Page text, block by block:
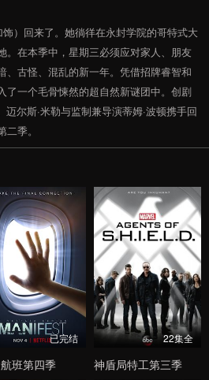
饰）回来了。她徜徉在永封学院的哥特式大
。在本季中，星期三必须应对家人、朋友
、古怪、混乱的新一年。凭借招牌睿智和
了一个毛骨悚然的超自然新谜团中。创剧
迈尔斯·米勒与监制兼导演蒂姆·波顿携手回
季。
已完结
班第四季
22集全
神盾局特工第三季